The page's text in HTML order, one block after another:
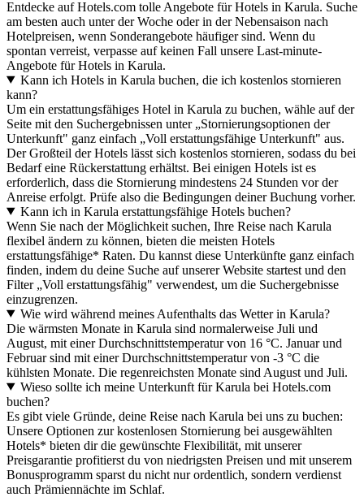
Entdecke auf Hotels.com tolle Angebote für Hotels in Karula. Suche
am besten auch unter der Woche oder in der Nebensaison nach
Hotelpreisen, wenn Sonderangebote häufiger sind. Wenn du
spontan verreist, verpasse auf keinen Fall unsere Last-minute-
Angebote für Hotels in Karula.
Kann ich Hotels in Karula buchen, die ich kostenlos stornieren
kann?
Um ein erstattungsfähiges Hotel in Karula zu buchen, wähle auf der
Seite mit den Suchergebnissen unter „Stornierungsoptionen der
Unterkunft" ganz einfach „Voll erstattungsfähige Unterkunft" aus.
Der Großteil der Hotels lässt sich kostenlos stornieren, sodass du bei
Bedarf eine Rückerstattung erhältst. Bei einigen Hotels ist es
erforderlich, dass die Stornierung mindestens 24 Stunden vor der
Anreise erfolgt. Prüfe also die Bedingungen deiner Buchung vorher.
Kann ich in Karula erstattungsfähige Hotels buchen?
Wenn Sie nach der Möglichkeit suchen, Ihre Reise nach Karula
flexibel ändern zu können, bieten die meisten Hotels
erstattungsfähige* Raten. Du kannst diese Unterkünfte ganz einfach
finden, indem du deine Suche auf unserer Website startest und den
Filter „Voll erstattungsfähig" verwendest, um die Suchergebnisse
einzugrenzen.
Wie wird während meines Aufenthalts das Wetter in Karula?
Die wärmsten Monate in Karula sind normalerweise Juli und
August, mit einer Durchschnittstemperatur von 16 °C. Januar und
Februar sind mit einer Durchschnittstemperatur von -3 °C die
kühlsten Monate. Die regenreichsten Monate sind August und Juli.
Wieso sollte ich meine Unterkunft für Karula bei Hotels.com
buchen?
Es gibt viele Gründe, deine Reise nach Karula bei uns zu buchen:
Unsere Optionen zur kostenlosen Stornierung bei ausgewählten
Hotels* bieten dir die gewünschte Flexibilität, mit unserer
Preisgarantie profitierst du von niedrigsten Preisen und mit unserem
Bonusprogramm sparst du nicht nur ordentlich, sondern verdienst
auch Prämiennächte im Schlaf.